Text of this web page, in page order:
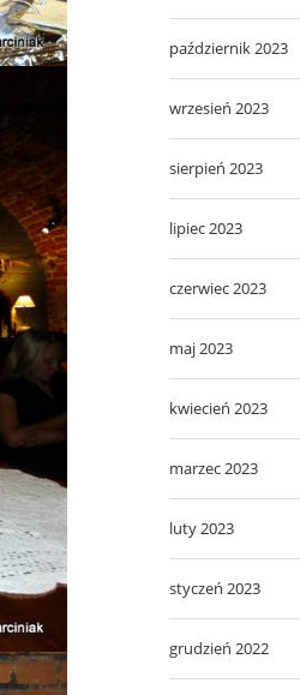
październik 2023
wrzesień 2023
sierpień 2023
lipiec 2023
czerwiec 2023
maj 2023
kwiecień 2023
marzec 2023
luty 2023
styczeń 2023
grudzień 2022